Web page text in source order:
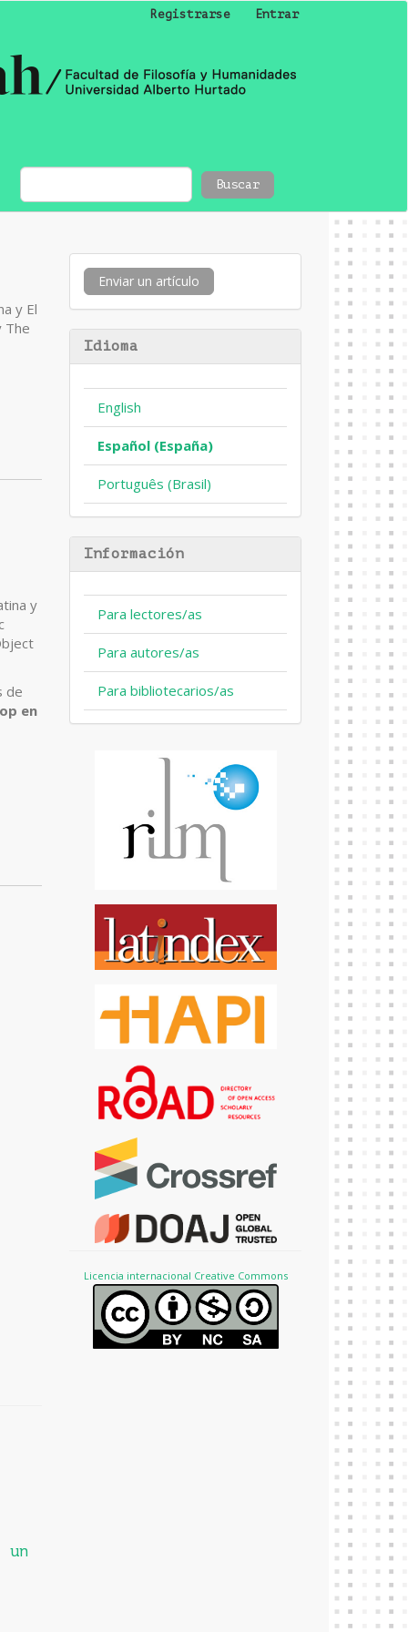
Registrarse Entrar
Buscar
y El
The
y
de
en
un
Enviar
un
artículo
Enviar un artículo
Idioma
English
Español (España)
Português (Brasil)
Información
Para lectores/as
Para autores/as
Para bibliotecarios/as
Licencia internacional Creative Commons